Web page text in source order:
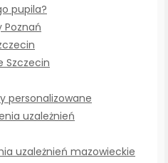
pupila?
Poznań
Szczecin
personalizowane
uzależnień
uzależnień mazowieckie